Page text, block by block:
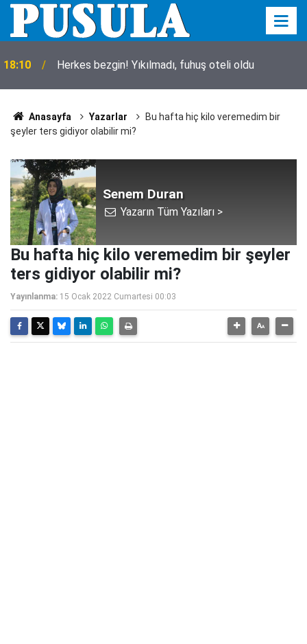
18:10 Herkes bezgin! Yıkılmadı, fuhuş oteli oldu
Anasayfa Yazarlar
Bu hafta hiç kilo veremedim bir
şeyler ters gidiyor olabilir mi?
Senem Duran
Yazarın Tüm Yazıları >
Bu hafta hiç kilo veremedim bir şeyler
ters gidiyor olabilir mi?
Yayınlanma: 15 Ocak 2022 Cumartesi 00:03